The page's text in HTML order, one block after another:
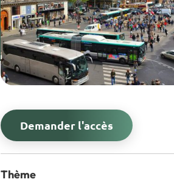
Demander l'accès
Thème